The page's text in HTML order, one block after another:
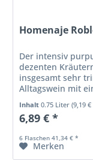
Homenaje
Der intensiv
dezenten
insgesamt sehr
Alltagswein mit
Verhältnis.
Inhalt0.75 Liter(9,19
6,89 € *
6 Flaschen 41,34 € *
Merken